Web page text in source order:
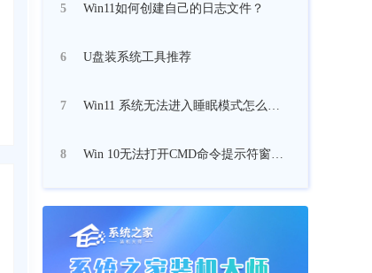
5 Win11如何创建自己的日志文件？
6 U盘装系统工具推荐
7
8